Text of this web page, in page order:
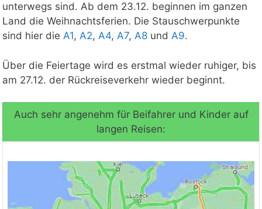
unterwegs sind. Ab dem 23.12. beginnen im ganzen
Land die Weihnachtsferien. Die Stauschwerpunkte
sind hier die A1, A2, A4, A7, A8 und A9.
Über die Feiertage wird es erstmal wieder ruhiger, bis
am 27.12. der Rückreiseverkehr wieder beginnt.
Auch sehr angenehm für Beifahrer und Kinder auf
langen Reisen: